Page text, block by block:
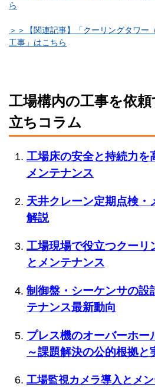
ら
＞＞【関連記事】「クーリングタワー
工事」はこちら
工場構内の工事を依
立ちコラム
工場床の安全と持続力を
メンテナンス
天井クレーン定期点検・
解説
工場現場で役立つクーリ
とメンテナンス
制御盤・シーケンサの設
テナンス最新動向
プレス機のオーバーホー
～課題解決の公的根拠と
工場監視カメラ導入とメ